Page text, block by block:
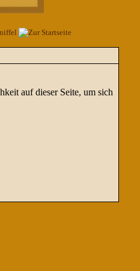
auf dieser Seite, um sich